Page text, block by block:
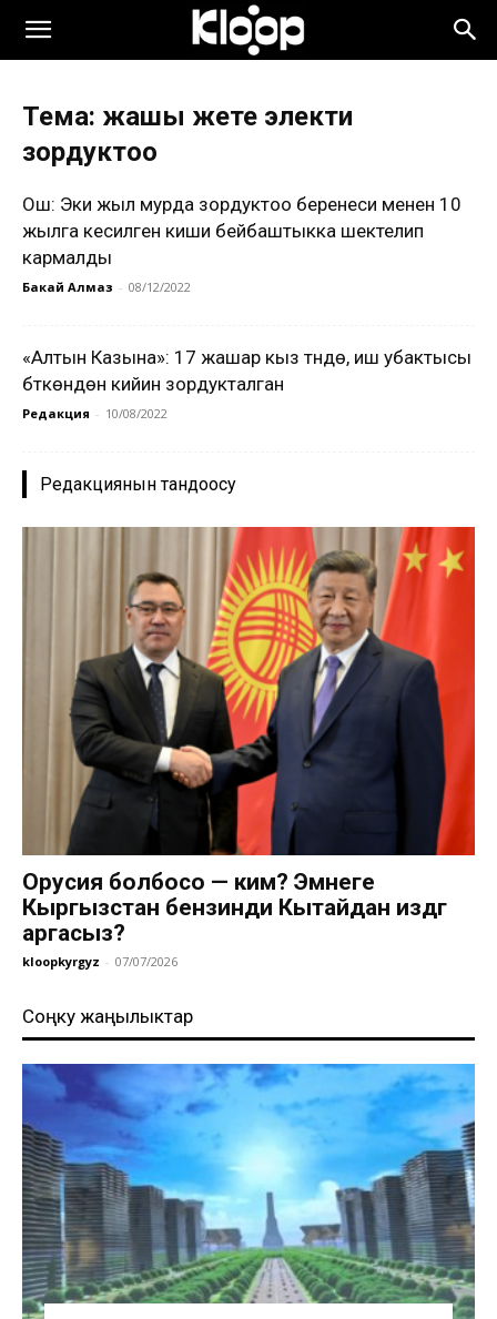
Тема: жашы жете электи
зордуктоо
Ош: Эки жыл мурда зордуктоо беренеси менен 10
жылга кесилген киши бейбаштыкка шектелип
кармалды
Бакай Алмаз - 08/12/2022
«Алтын Казына»: 17 жашар кыз түндө, иш убактысы
бүткөндөн кийин зордукталган
Редакция - 10/08/2022
Редакциянын тандоосу
Орусия болбосо — ким? Эмнеге
Кыргызстан бензинди Кытайдан издөөгө
аргасыз?
kloopkyrgyz - 07/07/2026
Соңку жаңылыктар